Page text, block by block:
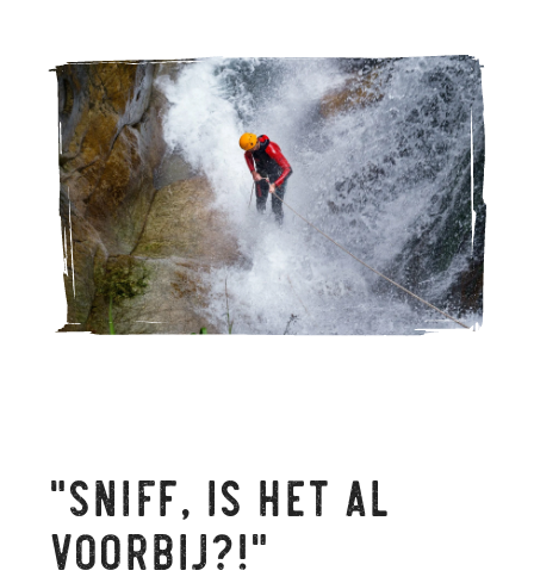
"Sniff, is het al
voorbij?!"